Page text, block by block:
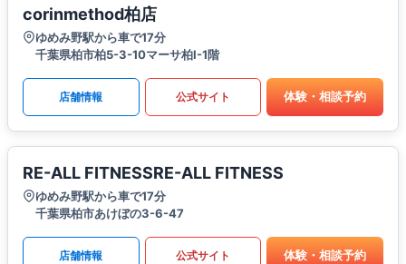
corinmethod柏店
ゆめみ野駅から車で17分
千葉県柏市柏5-3-10マーサ柏I-1階
店舗情報 公式サイト 体験・相談予約
RE-ALL FITNESSRE-ALL FITNESS
ゆめみ野駅から車で17分
千葉県柏市あけぼの3-6-47
店舗情報 公式サイト 体験・相談予約